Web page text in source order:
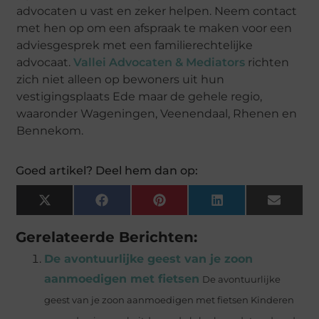
advocaten u vast en zeker helpen. Neem contact
met hen op om een afspraak te maken voor een
adviesgesprek met een familierechtelijke
advocaat.Vallei Advocaten & Mediators richten
zich niet alleen op bewoners uit hun
vestigingsplaats Ede maar de gehele regio,
waaronder Wageningen, Veenendaal, Rhenen en
Bennekom.
Goed artikel? Deel hem dan op:
X
(Twitter)
FacebookPinterestLinkedIn Email
Gerelateerde Berichten:
De avontuurlijke geest van je zoon
aanmoedigen met fietsen De avontuurlijke
geest van je zoon aanmoedigen met fietsen Kinderen